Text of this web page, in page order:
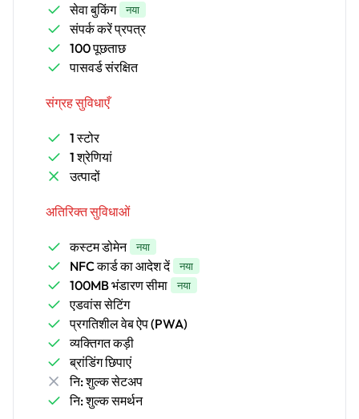
सेवा बुकिंग
नया
संपर्क करें प्रपत्र
100 पूछताछ
पासवर्ड संरक्षित
संग्रह सुविधाएँ
1 स्टोर
1 श्रेणियां
उत्पादों
अतिरिक्त सुविधाओं
कस्टम डोमेन नया
NFC कार्ड का आदेश दें नया
100MB भंडारण सीमा नया
एडवांस सेटिंग
प्रगतिशील वेब ऐप (PWA)
व्यक्तिगत कड़ी
ब्रांडिंग छिपाएं
नि: शुल्क सेटअप
नि: शुल्क समर्थन